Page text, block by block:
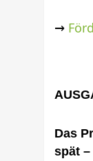
→
Das
spät